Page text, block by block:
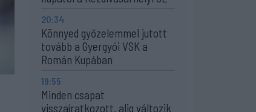
20:34
Könnyed győzelemmel jutott
tovább a Gyergyói VSK a
Román Kupában
19:55
Minden csapat
visszaíratkozott, alig változik